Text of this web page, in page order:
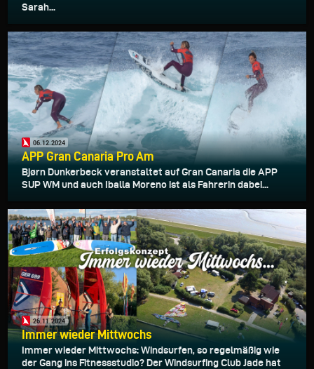
Sarah...
06.12.2024
APP Gran Canaria Pro Am
Bjørn Dunkerbeck veranstaltet auf Gran Canaria die APP
SUP WM und auch Iballa Moreno ist als Fahrerin dabei...
26.11.2024
Immer wieder Mittwochs
Immer wieder Mittwochs: Windsurfen, so regelmäßig wie
der Gang ins Fitnessstudio? Der Windsurfing Club Jade hat